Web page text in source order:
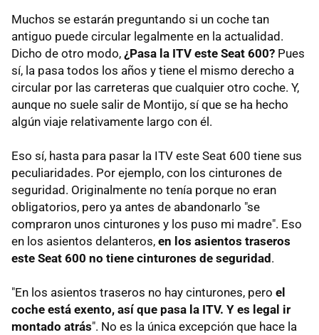
Muchos se estarán preguntando si un coche tan
antiguo puede circular legalmente en la actualidad.
Dicho de otro modo, ¿Pasa la ITV este Seat 600? Pues
sí, la pasa todos los años y tiene el mismo derecho a
circular por las carreteras que cualquier otro coche. Y,
aunque no suele salir de Montijo, sí que se ha hecho
algún viaje relativamente largo con él.
Eso sí, hasta para pasar la ITV este Seat 600 tiene sus
peculiaridades. Por ejemplo, con los cinturones de
seguridad. Originalmente no tenía porque no eran
obligatorios, pero ya antes de abandonarlo "se
compraron unos cinturones y los puso mi madre". Eso
en los asientos delanteros, en los asientos traseros
este Seat 600 no tiene cinturones de seguridad.
"En los asientos traseros no hay cinturones, pero el
coche está exento, así que pasa la ITV. Y es legal ir
montado atrás". No es la única excepción que hace la